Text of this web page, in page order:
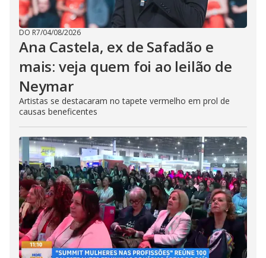
DO R7/04/08/2026
Ana Castela, ex de Safadão e
mais: veja quem foi ao leilão de
Neymar
Artistas se destacaram no tapete vermelho em prol de
causas beneficentes